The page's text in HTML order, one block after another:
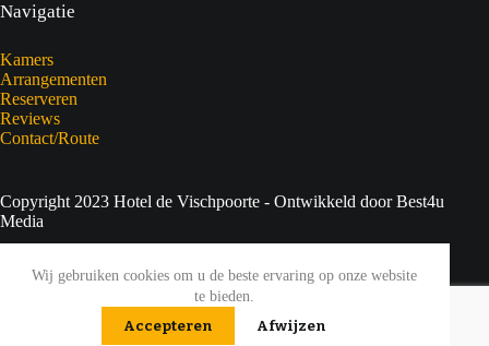
Wij gebruiken cookies om u de beste ervaring op onze website
te bieden.
Accepteren
Afwijzen
Navigatie
Kamers
Arrangementen
Reserveren
Reviews
Contact/Route
Copyright 2023 Hotel de Vischpoorte - Ontwikkeld door Best4u
Media
Privacyverklaring